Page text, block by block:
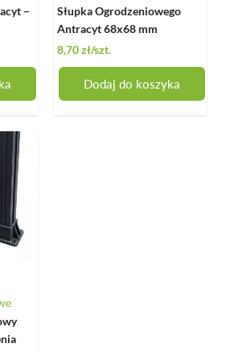
–
Słupka Ogrodzeniowego
Antracyt 68x68 mm
8,70 zł/szt.
Dodaj do koszyka